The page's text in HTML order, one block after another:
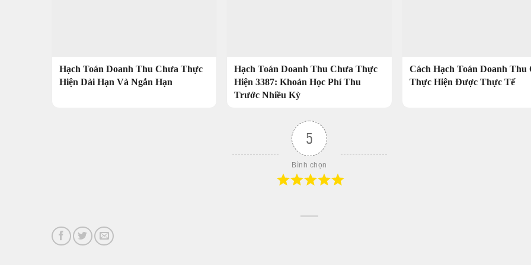
Hạch Toán Doanh Thu Chưa Thực
Hiện Dài Hạn Và Ngắn Hạn
Hạch Toán Doanh Thu Chưa Thực
Hiện 3387: Khoản Học Phí Thu
Trước Nhiều Kỳ
Cách Hạch Toán Doanh Thu
Thực Hiện Được Thực Tế
5
Bình chọn